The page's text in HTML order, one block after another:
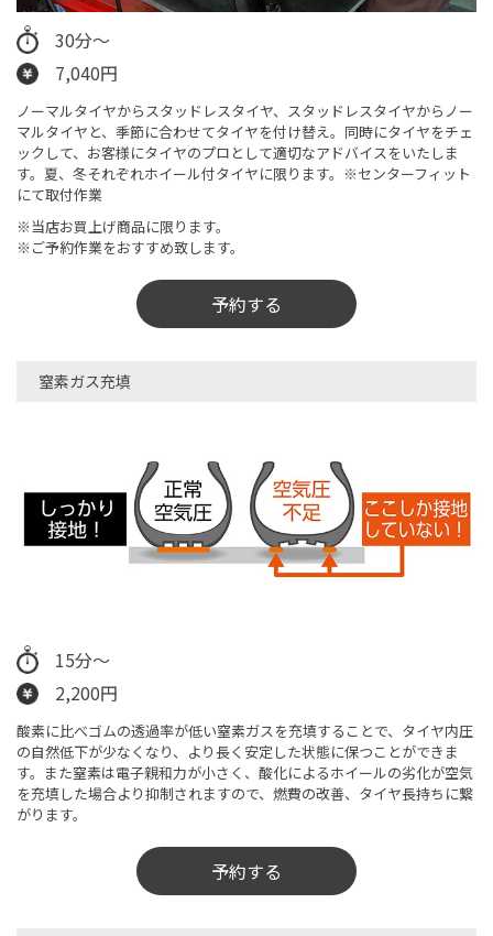
30分〜
7,040円
ノーマルタイヤからスタッドレスタイヤ、スタッドレスタイヤからノー
マルタイヤと、季節に合わせてタイヤを付け替え。同時にタイヤをチェ
ックして、お客様にタイヤのプロとして適切なアドバイスをいたしま
す。夏、冬それぞれホイール付タイヤに限ります。※センターフィット
にて取付作業
※当店お買上げ商品に限ります。
※ご予約作業をおすすめ致します。
予約する
窒素ガス充填
15分～
2,200円
酸素に比べゴムの透過率が低い窒素ガスを充填することで、タイヤ内圧
の自然低下が少なくなり、より長く安定した状態に保つことができま
す。また窒素は電子親和力が小さく、酸化によるホイールの劣化が空気
を充填した場合より抑制されますので、燃費の改善、タイヤ長持ちに繋
がります。
予約する